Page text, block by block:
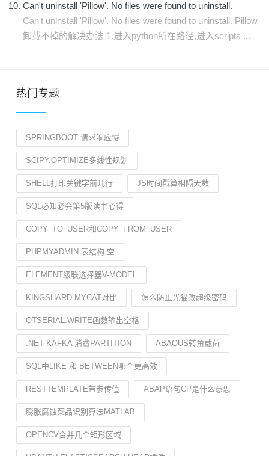
Can't uninstall 'Pillow'. No files were found to uninstall.
Can't uninstall 'Pillow'. No files were found to uninstall. Pillow
卸载不掉的解决办法 1.进入python所在路径,进入scripts ...
热门专题
SPRINGBOOT 请求响应慢
SCIPY.OPTIMIZE多线性规划
SHELL打印关键字前几行 JS时间戳算相隔天数
SQL必知必会第5版读书心得
COPY_TO_USER和COPY_FROM_USER
PHPMYADMIN 表结构 空
ELEMENT级联选择器V-MODEL
KINGSHARD MYCAT对比 怎么防止光猫改超级密码
QTSERIAL.WRITE函数输出空格
.NET KAFKA 消费PARTITION ABAQUS转角载荷
SQL中LIKE 和 BETWEEN哪个更高效
RESTTEMPLATE带参传值 ABAP语句CP是什么意思
膨胀腐蚀菜品识别算法MATLAB
OPENCV合并几个矩形区域